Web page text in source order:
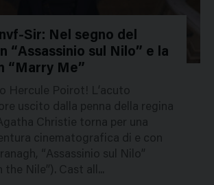
Sir: Nel segno del
“Assassinio sul Nilo” e la
“Marry Me”
Hercule Poirot! L’acuto
uscito dalla penna della regina
Christie torna per una
cinematografica di e con
“Assassinio sul Nilo”
the Nile”). Cast all...